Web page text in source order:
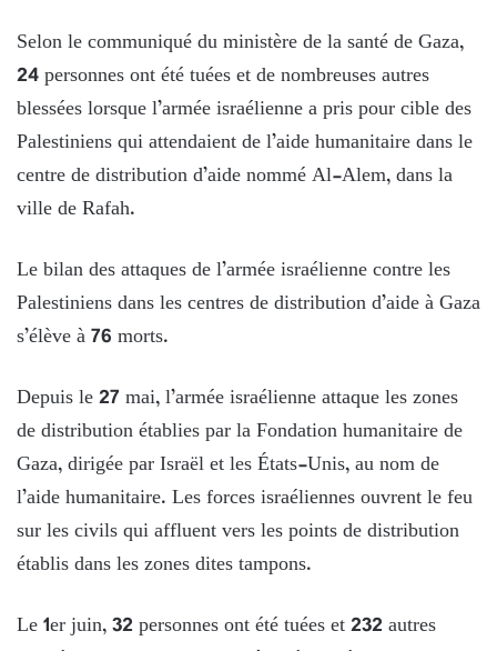
Selon le communiqué du ministère de la santé de Gaza,
24 personnes ont été tuées et de nombreuses autres
blessées lorsque l’armée israélienne a pris pour cible des
Palestiniens qui attendaient de l’aide humanitaire dans le
centre de distribution d’aide nommé Al-Alem, dans la
ville de Rafah.
Le bilan des attaques de l’armée israélienne contre les
Palestiniens dans les centres de distribution d’aide à Gaza
s’élève à 76 morts.
Depuis le 27 mai, l’armée israélienne attaque les zones
de distribution établies par la Fondation humanitaire de
Gaza, dirigée par Israël et les États-Unis, au nom de
l’aide humanitaire. Les forces israéliennes ouvrent le feu
sur les civils qui affluent vers les points de distribution
établis dans les zones dites tampons.
Le 1er juin, 32 personnes ont été tuées et 232 autres